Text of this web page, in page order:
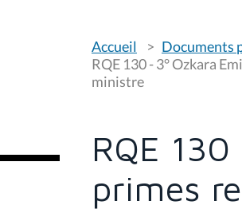
o
u
ê
:
Accueil
Documents
RQE 130 - 3° Ozkara
ministre
RQE
primes